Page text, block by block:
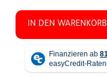
IN DEN WARENKORB